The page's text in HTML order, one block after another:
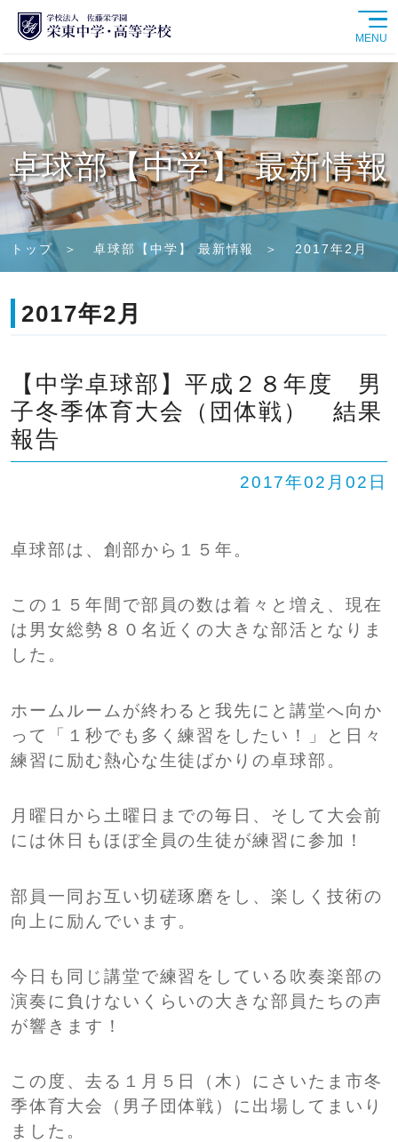
MENU
中学校問い合わせ
学校紹介
中学校
高等学校
学校生活
進路情報
卓球部【中学】 最新情報
トップ 卓球部【中学】 最新情報 2017年2月
2017年2月
【中学卓球部】平成２８年度 男
子冬季体育大会（団体戦） 結果
報告
2017年02月02日
卓球部は、創部から１５年。
この１５年間で部員の数は着々と増え、現在
は男女総勢８０名近くの大きな部活となりま
した。
ホームルームが終わると我先にと講堂へ向か
って「１秒でも多く練習をしたい！」と日々
練習に励む熱心な生徒ばかりの卓球部。
月曜日から土曜日までの毎日、そして大会前
には休日もほぼ全員の生徒が練習に参加！
部員一同お互い切磋琢磨をし、楽しく技術の
向上に励んでいます。
今日も同じ講堂で練習をしている吹奏楽部の
演奏に負けないくらいの大きな部員たちの声
が響きます！
この度、去る１月５日（木）にさいたま市冬
季体育大会（男子団体戦）に出場してまいり
ました。